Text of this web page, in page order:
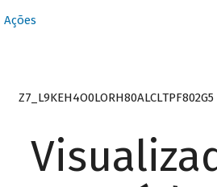
Ações
Z7_L9KEH4O0LORH80ALCLTPF802G5